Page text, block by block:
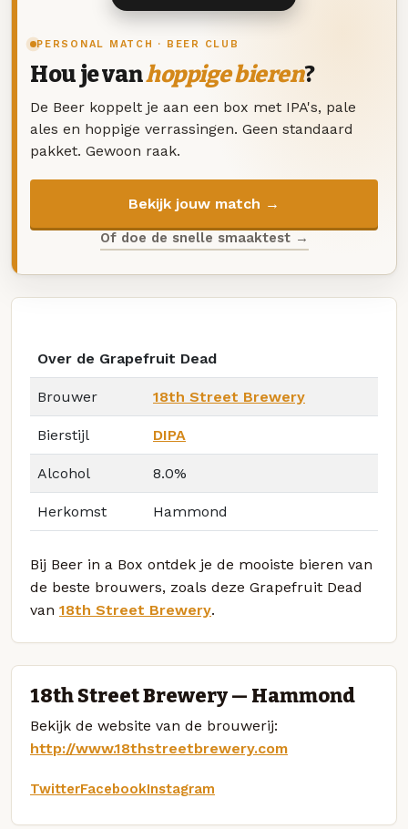
PERSONAL MATCH · BEER CLUB
Hou je vanhoppige bieren?
De Beer koppelt je aan een box met IPA's, pale
ales en hoppige verrassingen. Geen standaard
pakket. Gewoon raak.
Bekijk jouw match →
Of doe de snelle smaaktest →
Over de Grapefruit Dead
Brouwer 18th Street Brewery
Bierstijl DIPA
Alcohol 8.0%
Herkomst Hammond
Bij Beer in a Box ontdek je de mooiste bieren van
de beste brouwers, zoals deze Grapefruit Dead
van 18th Street Brewery.
18th Street Brewery — Hammond
Bekijk de website van de brouwerij:
http://www.18thstreetbrewery.com
TwitterFacebookInstagram